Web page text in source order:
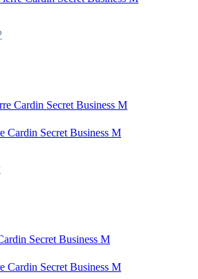
Cardin Secret Business M
Secret Business M